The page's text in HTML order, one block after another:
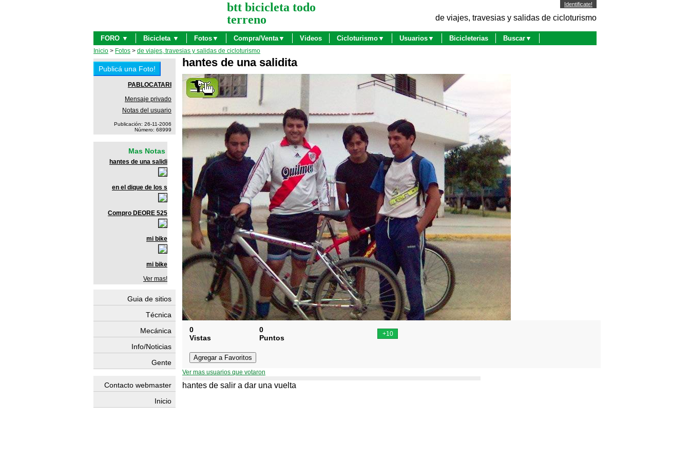
Identificate!
btt bicicleta todo
terreno
de viajes, travesias y salidas de cicloturismo
FORO ▼ Bicicleta ▼ Fotos▼ Compra/Venta▼ Videos Cicloturismo▼ Usuarios▼ Bicicleterias Buscar▼
Inicio > Fotos > de viajes, travesias y salidas de cicloturismo
hantes de una salidita
0
Vistas
0
Puntos
Ver mas usuarios que votaron
hantes de salir a dar una vuelta
PABLOCATARI
Mensaje privado
Notas del usuario
Publicación: 26-11-2006
Número: 68999
Mas Notas
hantes de una salidi
en el dique de los s
Compro DEORE 525
mi bike
mi bike
Ver mas!
Guia de sitios
Técnica
Mecánica
Info/Noticias
Gente
Contacto webmaster
Inicio